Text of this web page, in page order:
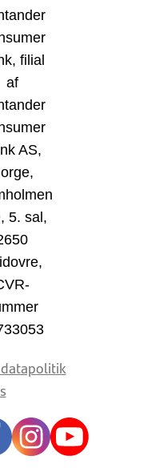
filial
af
AS,
5. sal,